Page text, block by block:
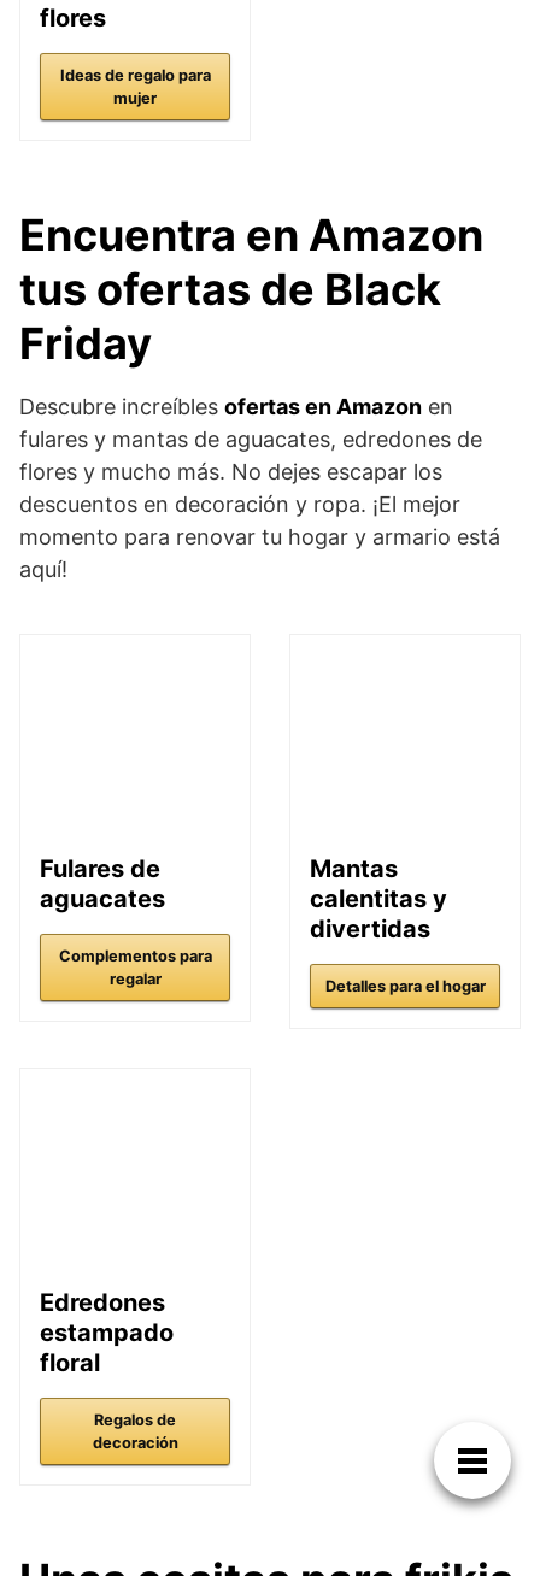
flores
Ideas de regalo para
mujer
Encuentra en Amazon
tus ofertas de Black
Friday
Descubre increíbles ofertas en Amazon en
fulares y mantas de aguacates, edredones de
flores y mucho más. No dejes escapar los
descuentos en decoración y ropa. ¡El mejor
momento para renovar tu hogar y armario está
aquí!
Fulares de
aguacates
Complementos para
regalar
Mantas
calentitas y
divertidas
Detalles para el hogar
Edredones
estampado
floral
Regalos de
decoración